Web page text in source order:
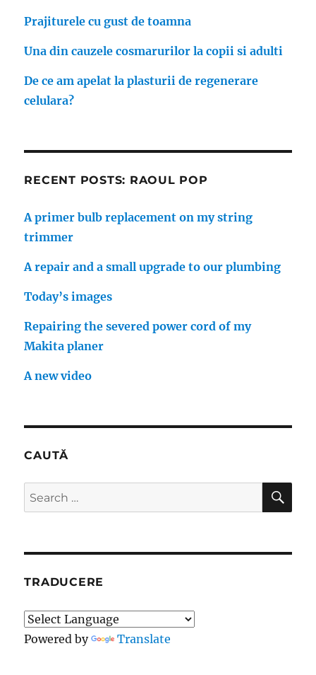
Prajiturele cu gust de toamna
Una din cauzele cosmarurilor la copii si adulti
De ce am apelat la plasturii de regenerare
celulara?
RECENT POSTS: RAOUL POP
A primer bulb replacement on my string
trimmer
A repair and a small upgrade to our plumbing
Today’s images
Repairing the severed power cord of my
Makita planer
A new video
CAUTĂ
Search
for:
TRADUCERE
Powered by Translate